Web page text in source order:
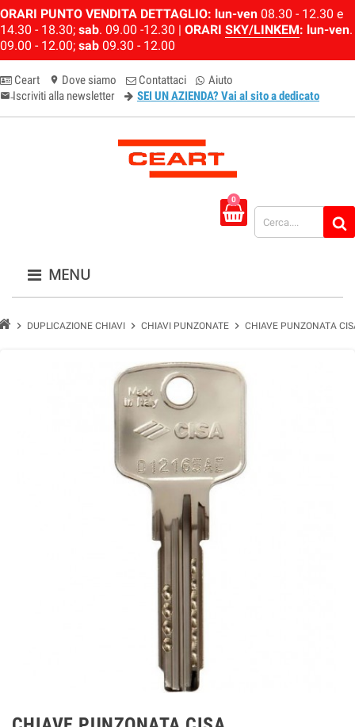
ORARI PUNTO VENDITA DETTAGLIO: lun-ven 08.30 - 12.30 e
14.30 - 18.30; sab. 09.00 -12.30 | ORARI SKY/LINKEM: lun-ven.
09.00 - 12.00; sab 09.30 - 12.00
Ceart location_on Dove siamo Contattaci Aiuto
email-newsletter
Iscriviti alla newsletter SEI UN AZIENDA? Vai al sito a dedicato
0
MENU
chevron_right DUPLICAZIONE CHIAVI chevron_right CHIAVI PUNZONATE chevron_right CHIAVE PUNZONATA